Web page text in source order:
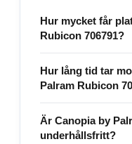
Hur mycket får
Rubicon 706791?
Hur lång tid tar
Palram Rubicon
Är Canopia by
underhållsfritt?